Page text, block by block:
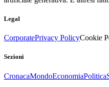
Legal
CorporatePrivacy PolicyCookie
Sezioni
CronacaMondoEconomiaPolitica